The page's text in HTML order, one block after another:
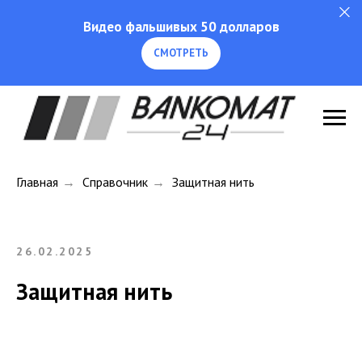
Видео фальшивых 50 долларов
СМОТРЕТЬ
Главная → Справочник → Защитная нить
26.02.2025
Защитная нить